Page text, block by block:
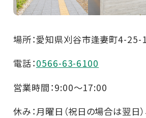
場所：愛知県刈谷市逢妻町4-25-1
電話：0566-63-6100
営業時間：9:00～17:00
休み：月曜日（祝日の場合は翌日